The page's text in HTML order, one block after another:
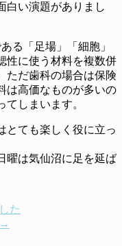
白い演題がありまし
る「足場」「細胞」
性に使う材料を複数併
ただ歯科の場合は保険
は高価なものが多いの
しまいます。
とても楽しく役に立っ
曜は気仙沼に足を延ば
た
→